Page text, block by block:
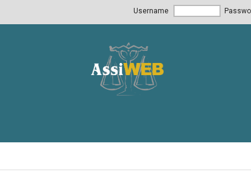
Username